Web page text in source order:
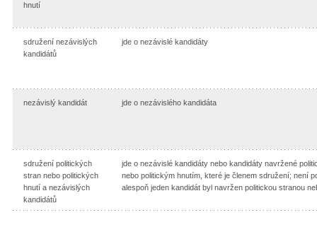
hnutí
sdružení nezávislých
kandidátů
jde o nezávislé kandidáty
nezávislý kandidát jde o nezávislého kandidáta
sdružení politických
stran nebo politických
hnutí a nezávislých
kandidátů
jde o nezávislé kandidáty nebo kandidáty navržené
nebo politickým hnutím, které je členem sdružení; není
alespoň jeden kandidát byl navržen politickou stranou